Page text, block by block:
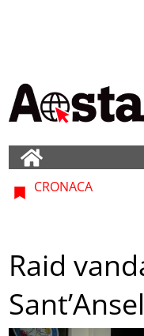
CRONACA
Raid